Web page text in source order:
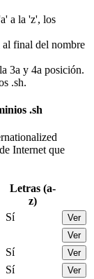
a la 'z', los
final del nombre
3a y 4a posición.
.sh.
.sh
Internet que
Letras (a-
z)
Sí Ver
Ver
Sí Ver
Sí Ver